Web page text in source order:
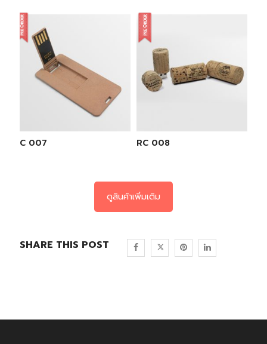
RC 007 RC 008
ดูสินค้าเพิ่มเติม
SHARE THIS POST